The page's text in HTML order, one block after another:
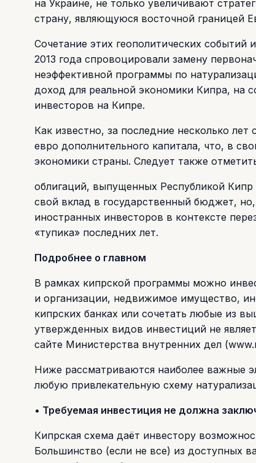
на Украине, не только увеличивают
страну, являющуюся восточной границей
Сочетание этих геополитических
2013 года спровоцировали замену
неэффективной программы по
доход для реальной экономики Кипра, на
инвесторов на Кипре.
Как известно, за последние несколько
евро дополнительного капитала, что, в
экономики страны. Следует также
облигаций, выпущенных Республикой
свой вклад в государственный бюджет,
иностранных инвесторов в контексте
«тупика» последних лет.
Подробнее о главном
В рамках кипрской программы можно
и организации, недвижимое имущество,
кипрских банках или сочетать любые из
утвержденных видов инвестиций не
сайте Министерства внутренних дел
Ниже рассматриваются наиболее
любую привлекательную схему
• Требуемая инвестиция не должна
Кипрская схема даёт инвестору
Большинство (если не все) из доступных